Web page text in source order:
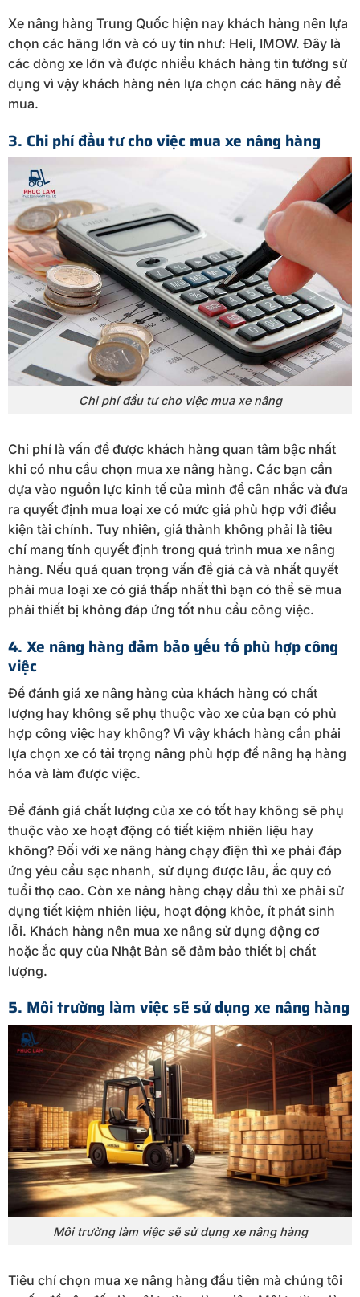
Xe nâng hàng Trung Quốc hiện nay khách hàng nên lựa
chọn các hãng lớn và có uy tín như: Heli, IMOW. Đây là
các dòng xe lớn và được nhiều khách hàng tin tưởng sử
dụng vì vậy khách hàng nên lựa chọn các hãng này để
mua.
3. Chi phí đầu tư cho việc mua xe nâng hàng
Chi phí đầu tư cho việc mua xe nâng
Chi phí là vấn đề được khách hàng quan tâm bậc nhất
khi có nhu cầu chọn mua xe nâng hàng. Các bạn cần
dựa vào nguồn lực kinh tế của mình để cân nhắc và đưa
ra quyết định mua loại xe có mức giá phù hợp với điều
kiện tài chính. Tuy nhiên, giá thành không phải là tiêu
chí mang tính quyết định trong quá trình mua xe nâng
hàng. Nếu quá quan trọng vấn đề giá cả và nhất quyết
phải mua loại xe có giá thấp nhất thì bạn có thể sẽ mua
phải thiết bị không đáp ứng tốt nhu cầu công việc.
4. Xe nâng hàng đảm bảo yếu tố phù hợp công
việc
Để đánh giá xe nâng hàng của khách hàng có chất
lượng hay không sẽ phụ thuộc vào xe của bạn có phù
hợp công việc hay không? Vì vậy khách hàng cần phải
lựa chọn xe có tải trọng nâng phù hợp để nâng hạ hàng
hóa và làm được việc.
Để đánh giá chất lượng của xe có tốt hay không sẽ phụ
thuộc vào xe hoạt động có tiết kiệm nhiên liệu hay
không? Đối với xe nâng hàng chạy điện thì xe phải đáp
ứng yêu cầu sạc nhanh, sử dụng được lâu, ắc quy có
tuổi thọ cao. Còn xe nâng hàng chạy dầu thì xe phải sử
dụng tiết kiệm nhiên liệu, hoạt động khỏe, ít phát sinh
lỗi. Khách hàng nên mua xe nâng sử dụng động cơ
hoặc ắc quy của Nhật Bản sẽ đảm bảo thiết bị chất
lượng.
5. Môi trường làm việc sẽ sử dụng xe nâng hàng
Môi trường làm việc sẽ sử dụng xe nâng hàng
Tiêu chí chọn mua xe nâng hàng đầu tiên mà chúng tôi